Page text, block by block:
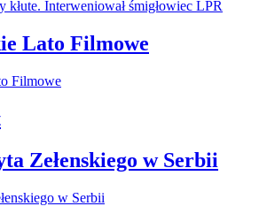
Lato Filmowe
Zełenskiego w Serbii